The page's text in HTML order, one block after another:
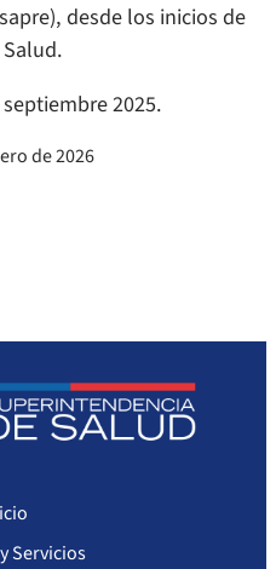
desde los inicios de
2025.
de 2026
Servicios